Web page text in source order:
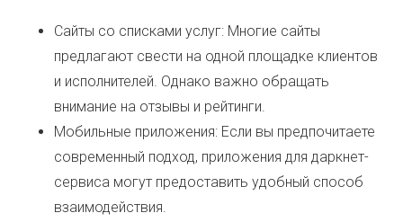
Сайты со списками услуг: Многие сайты
предлагают свести на одной площадке клиентов
и исполнителей. Однако важно обращать
внимание на отзывы и рейтинги.
Мобильные приложения: Если вы предпочитаете
современный подход, приложения для даркнет-
сервиса могут предоставить удобный способ
взаимодействия.